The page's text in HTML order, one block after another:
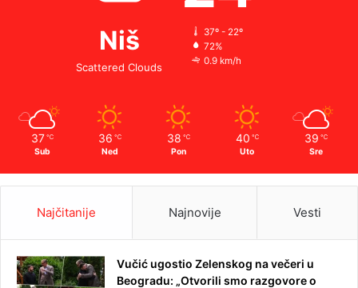
Niš
Scattered Clouds
37º - 22º
72%
0.9 km/h
37 ℃
Sub
36 ℃
Ned
38 ℃
Pon
40 ℃
Uto
39 ℃
Sre
Najčitanije Najnovije Vesti
Vučić ugostio Zelenskog na večeri u
Beogradu: „Otvorili smo razgovore o